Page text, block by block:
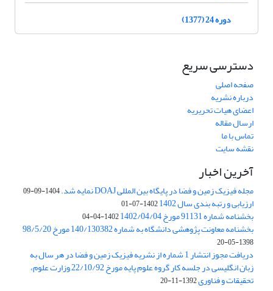
دوره 24 (1377)
دسترسی سریع
صفحه اصلی
درباره نشریه
اعضای هیات تحریریه
ارسال مقاله
تماس با ما
نقشه سایت
آخرین اخبار
مجله فیزیک زمین و فضا در پایگاه بین المللی DOAJ نمایه شد. 1404-09-09
ارزیابی و رتبه بندی سال 1402 1402-07-01
بخشنامه شماره 91131 مورخ 1402/04/04 1402-04-04
بخشنامه معاونت پژوهشی دانشگاه به شماره 140/130382 مورخ 98/5/20
1398-05-20
دریافت مجوز انتشار 1 شماره از نشریه فیزیک زمین و فضا در هر سال به
زبان انگلیسی در جلسه کار گروه علوم پایه مورخ 22/10/92 وزارت علوم،
تحقیقات و فناوری1392-11-20